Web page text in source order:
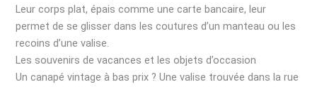
Leur corps plat, épais comme une carte bancaire, leur
permet de se glisser dans les coutures d’un manteau ou les
recoins d’une valise.
Les souvenirs de vacances et les objets d’occasion
Un canapé vintage à bas prix ? Une valise trouvée dans la rue